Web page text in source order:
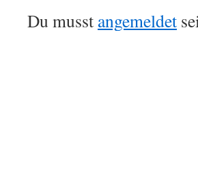
Du musst angemeldet